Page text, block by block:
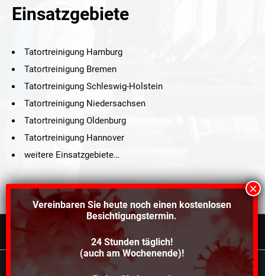
Einsatzgebiete
Tatortreinigung Hamburg
Tatortreinigung Bremen
Tatortreinigung Schleswig-Holstein
Tatortreinigung Niedersachsen
Tatortreinigung Oldenburg
Tatortreinigung Hannover
weitere Einsatzgebiete…
©2021 Schröders Service Team Nord, All Rights Reserved.
Schroeder Service Team Nord
Vereinbaren Sie heute noch einen kostenlosen
Besichtigungstermin.
24 Stunden täglich!
(auch am Wochenende)!